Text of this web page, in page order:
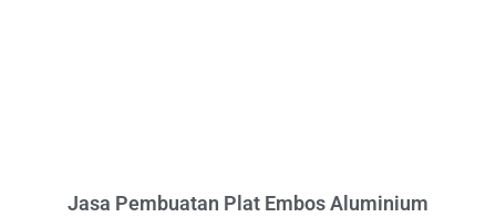
Jasa Pembuatan Plat Embos Aluminium